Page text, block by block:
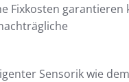
Fixkosten garantieren
Sensorik wie